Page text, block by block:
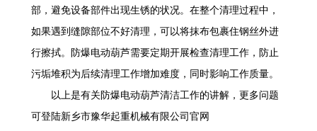
部，避免设备部件出现生锈的状况。在整个清理过程中，
如果遇到缝隙部位不好清理，可以将抹布包裹住钢丝外进
行擦拭。防爆电动葫芦需要定期开展检查清理工作，防止
污垢堆积为后续清理工作增加难度，同时影响工作质量。
以上是有关防爆电动葫芦清洁工作的讲解，更多问题
可登陆新乡市豫华起重机械有限公司官网